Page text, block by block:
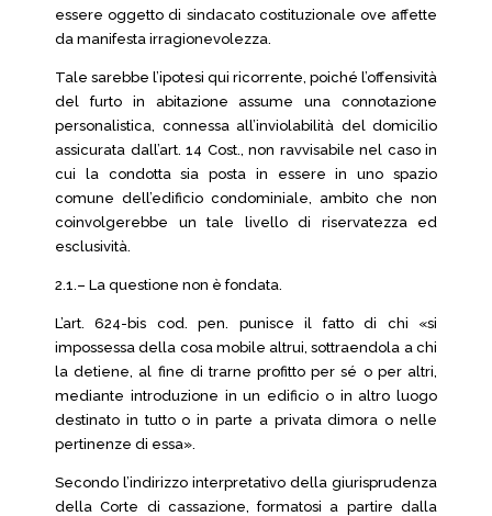
essere oggetto di sindacato costituzionale ove affette
da manifesta irragionevolezza.
Tale sarebbe l’ipotesi qui ricorrente, poiché l’offensività
del furto in abitazione assume una connotazione
personalistica, connessa all’inviolabilità del domicilio
assicurata dall’art. 14 Cost., non ravvisabile nel caso in
cui la condotta sia posta in essere in uno spazio
comune dell’edificio condominiale, ambito che non
coinvolgerebbe un tale livello di riservatezza ed
esclusività.
2.1.– La questione non è fondata.
L’art. 624-bis cod. pen. punisce il fatto di chi «si
impossessa della cosa mobile altrui, sottraendola a chi
la detiene, al fine di trarne profitto per sé o per altri,
mediante introduzione in un edificio o in altro luogo
destinato in tutto o in parte a privata dimora o nelle
pertinenze di essa».
Secondo l’indirizzo interpretativo della giurisprudenza
della Corte di cassazione, formatosi a partire dalla